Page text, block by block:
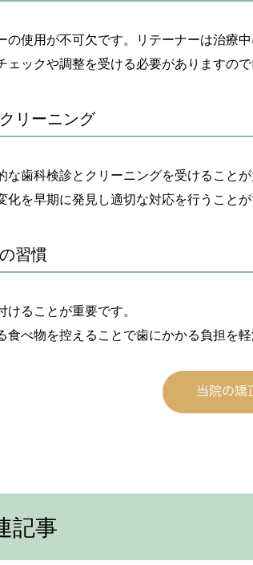
の使用が不可欠です。リテーナーは治療
ェックや調整を受ける必要がありますの
リーニング
歯科検診とクリーニングを受けることが
を早期に発見し適切な対応を行うことが
習慣
ることが重要です。
べ物を控えることで歯にかかる負担を軽
当院の矯
記事